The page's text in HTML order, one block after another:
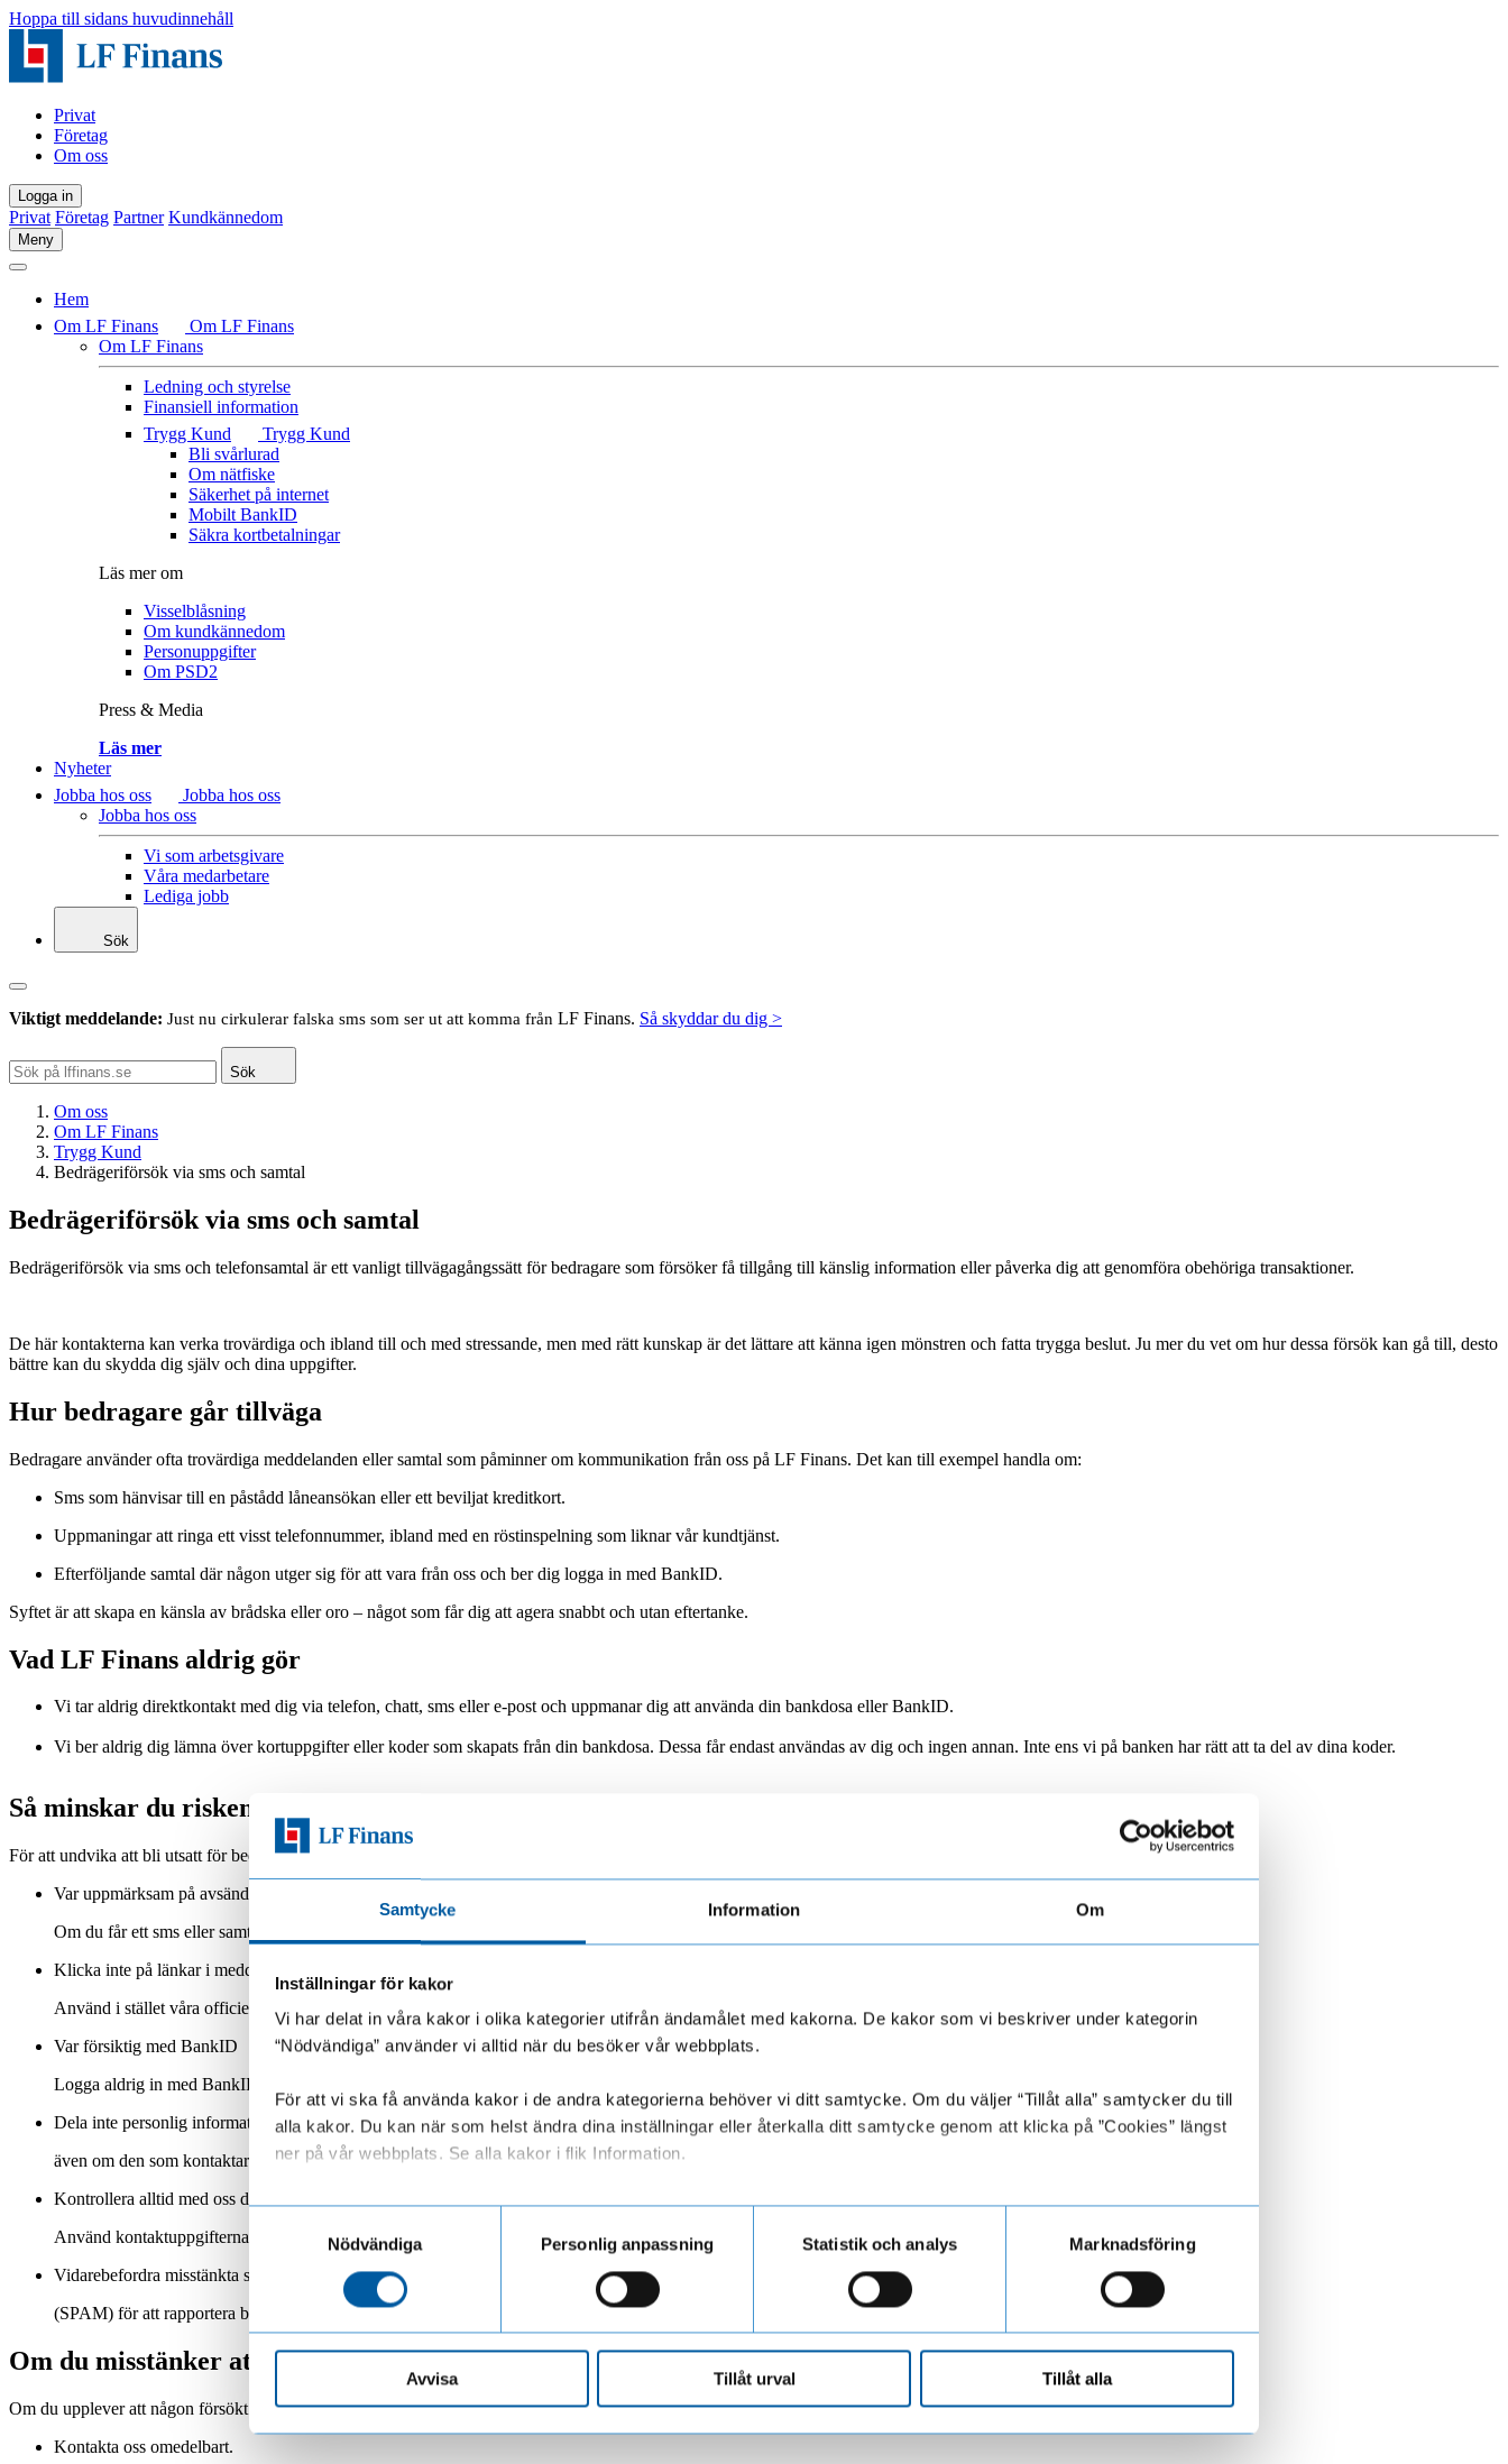
Samtycke Information Om
Inställningar för kakor
Vi har delat in våra kakor i olika kategorier utifrån ändamålet med kakorna. De kakor som vi beskriver under kategorin
“Nödvändiga” använder vi alltid när du besöker vår webbplats.
För att vi ska få använda kakor i de andra kategorierna behöver vi ditt samtycke. Om du väljer “Tillåt alla” samtycker du till
alla kakor. Du kan när som helst ändra dina inställningar eller återkalla ditt samtycke genom att klicka på ”Cookies” längst
ner på vår webbplats. Se alla kakor i flik Information.
Läs mer om hur vi behandlar personuppgifter när du besöker vår webbplats
Nödvändiga
Personlig anpassning Statistik och analys Marknadsföring
Avvisa Tillåt urval Tillåt alla
Hoppa till sidans huvudinnehåll
Privat
Företag
Om oss
Logga in
Privat Företag Partner Kundkännedom
Meny
Hem
Om LF Finans
Om LF Finans
Om LF Finans
Ledning och styrelse
Finansiell information
Trygg Kund
Trygg Kund
Bli svårlurad
Om nätfiske
Säkerhet på internet
Mobilt BankID
Säkra kortbetalningar
Läs mer om
Visselblåsning
Om kundkännedom
Personuppgifter
Om PSD2
Press & Media
Läs mer
Nyheter
Jobba hos oss
Jobba hos oss
Jobba hos oss
Vi som arbetsgivare
Våra medarbetare
Lediga jobb
Sök
Viktigt meddelande: Just nu cirkulerar falska sms som ser ut att komma från LF Finans. Så skyddar du dig >
Sök
Om oss
Om LF Finans
Trygg Kund
Bedrägeriförsök via sms och samtal
Bedrägeriförsök via sms och samtal
Bedrägeriförsök via sms och telefonsamtal är ett vanligt tillvägagångssätt för bedragare som försöker få tillgång till känslig information eller påverka dig att genomföra obehöriga transaktioner.
De här kontakterna kan verka trovärdiga och ibland till och med stressande, men med rätt kunskap är det lättare att känna igen mönstren och fatta trygga beslut. Ju mer du vet om hur dessa försök kan gå till, desto
bättre kan du skydda dig själv och dina uppgifter.
Hur bedragare går tillväga
Bedragare använder ofta trovärdiga meddelanden eller samtal som påminner om kommunikation från oss på LF Finans. Det kan till exempel handla om:
Sms som hänvisar till en påstådd låneansökan eller ett beviljat kreditkort.
Uppmaningar att ringa ett visst telefonnummer, ibland med en röstinspelning som liknar vår kundtjänst.
Efterföljande samtal där någon utger sig för att vara från oss och ber dig logga in med BankID.
Syftet är att skapa en känsla av brådska eller oro – något som får dig att agera snabbt och utan eftertanke.
Vad LF Finans aldrig gör
Vi tar aldrig direktkontakt med dig via telefon, chatt, sms eller e-post och uppmanar dig att använda din bankdosa eller BankID.
Vi ber aldrig dig lämna över kortuppgifter eller koder som skapats från din bankdosa. Dessa får endast användas av dig och ingen annan. Inte ens vi på banken har rätt att ta del av dina koder.
Så minskar du risken att bli lurad
För att undvika att bli utsatt för bedrägeri via sms eller telefon, kan du tänka på följande:
Var uppmärksam på avsändaren
Om du får ett sms eller samtal som verkar misstänkt, avstå från att agera direkt.
Klicka inte på länkar i meddelanden du inte väntar dig
Använd i stället våra officiella kontaktvägar.Du hittar våra kontaktuppgifter på vår webbplats
Var försiktig med BankID
Logga aldrig in med BankID på uppmaning av någon som kontaktar dig oväntat.
Dela inte personlig information via telefon eller sms
även om den som kontaktar dig säger sig representera oss
Kontrollera alltid med oss direkt om du är osäker
Använd kontaktuppgifterna som finns på vår webbplats.
Vidarebefordra misstänkta sms till 7726
(SPAM) för att rapportera bedrägeriförsök till din mobiloperatör.
Om du misstänker att du blivit kontaktad av en bedragare
Om du upplever att någon försökt lura dig i vårt namn:
Kontakta oss omedelbart.